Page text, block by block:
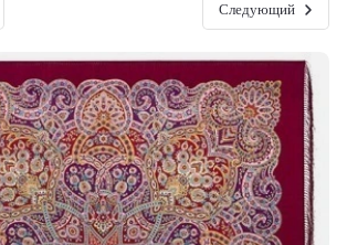
Следующий